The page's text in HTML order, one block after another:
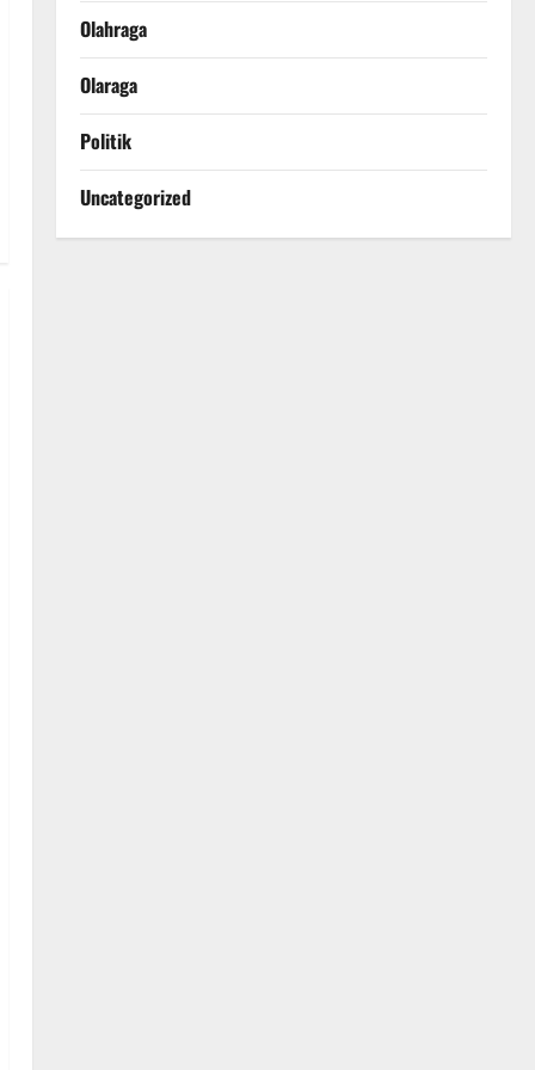
Olahraga
Olaraga
Politik
Uncategorized